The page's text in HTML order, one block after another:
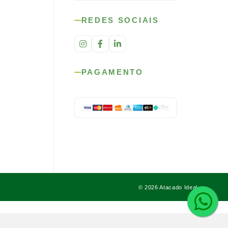
REDES SOCIAIS
PAGAMENTO
© 2026 Atacado Ideal